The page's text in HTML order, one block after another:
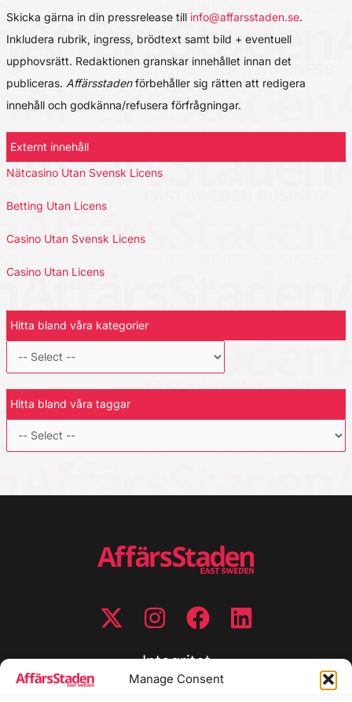
Manage Consent
Skicka gärna in din pressrelease till info@affarsstaden.se.
Inkludera rubrik, ingress, brödtext samt bild + eventuell
upphovsrätt. Redaktionen granskar innehållet innan det
publiceras. Affärsstadenförbehåller sig rätten att redigera
innehåll och godkänna/refusera förfrågningar.
Externt innehåll
Nätcasino Utan Svensk Licens
Betting Utan Licens
Casino Utan Svensk Licens
Casino Utan Licens
Hitta bland våra kategorier
Hitta bland våra taggar
Integritet